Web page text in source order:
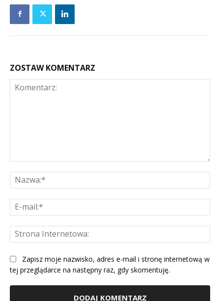
ZOSTAW KOMENTARZ
Zapisz moje nazwisko, adres e-mail i stronę internetową w
tej przeglądarce na następny raz, gdy skomentuję.